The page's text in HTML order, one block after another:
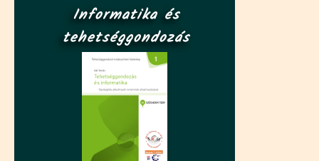
Informatika és
tehetséggondozás